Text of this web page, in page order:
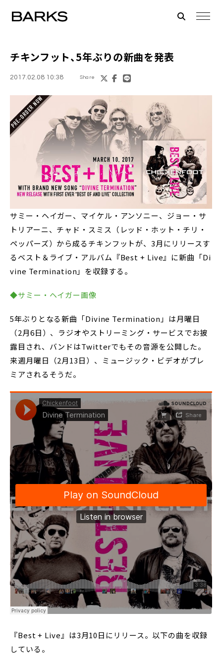
チキンフット、5年ぶりの新曲を発表
2017.02.08 10:38 Share
サミー・ヘイガー、マイケル・アンソニー、ジョー・サ
トリアーニ、チャド・スミス（レッド・ホット・チリ・
ペッパーズ）から成るチキンフットが、3月にリリースす
るベスト＆ライブ・アルバム『Best + Live』に新曲「Di
vine Termination」を収録する。
◆サミー・ヘイガー画像
5年ぶりとなる新曲「Divine Termination」は月曜日
（2月6日）、ラジオやストリーミング・サービスでお披
露目され、バンドはTwitterでもその音源を公開した。
来週月曜日（2月13日）、ミュージック・ビデオがプレ
ミアされるそうだ。
『Best + Live』は3月10日にリリース。以下の曲を収録
している。